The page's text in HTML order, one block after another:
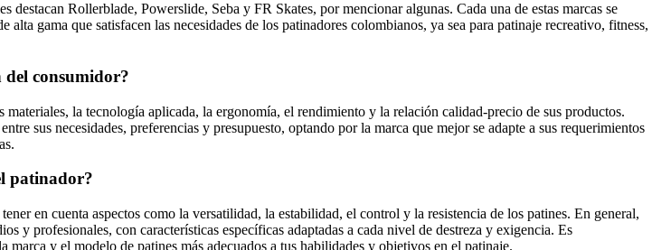
Rollerblade, Powerslide, Seba y FR Skates, por mencionar algunas. Cada una de estas marcas se
gama que satisfacen las necesidades de los patinadores colombianos, ya sea para patinaje recreativo, fitness,
del consumidor?
la tecnología aplicada, la ergonomía, el rendimiento y la relación calidad-precio de sus productos.
sus necesidades, preferencias y presupuesto, optando por la marca que mejor se adapte a sus requerimientos
patinador?
en cuenta aspectos como la versatilidad, la estabilidad, el control y la resistencia de los patines. En general,
y profesionales, con características específicas adaptadas a cada nivel de destreza y exigencia. Es
y el modelo de patines más adecuados a tus habilidades y objetivos en el patinaje.